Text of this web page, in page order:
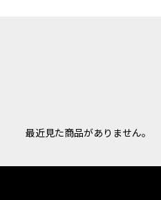
最近見た商品がありません。